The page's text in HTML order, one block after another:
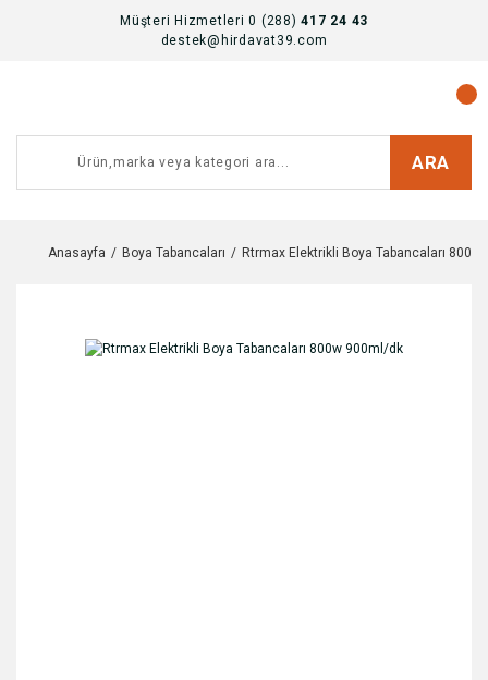
Müşteri Hizmetleri 0 (288)417 24 43
destek@hirdavat39.com
ARA
Anasayfa Boya Tabancaları Rtrmax Elektrikli Boya Tabancaları